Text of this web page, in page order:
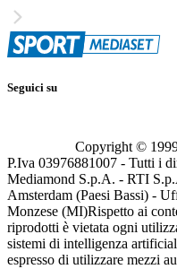
Seguici su
Copyright ©
P.Iva 03976881007 - Tutti i
Mediamond S.p.A. - RTI
Amsterdam (Paesi Bassi) -
Monzese (MI)Rispetto ai
riprodotti è vietata ogni
sistemi di intelligenza
espresso di utilizzare mezzi